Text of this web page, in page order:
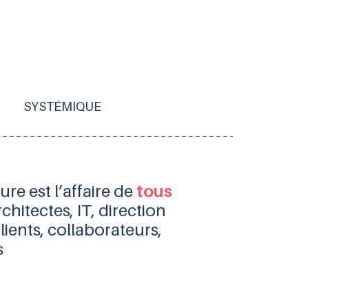
SYSTÉMIQUE
est l’affaire de tous
IT, direction
collaborateurs,